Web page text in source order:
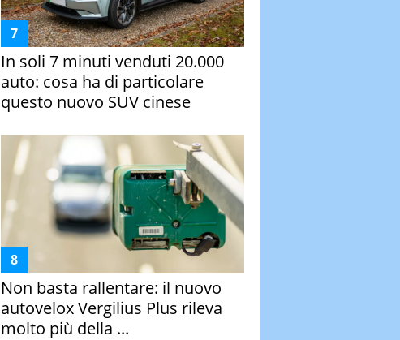
In soli 7 minuti venduti 20.000
auto: cosa ha di particolare
questo nuovo SUV cinese
Non basta rallentare: il nuovo
autovelox Vergilius Plus rileva
molto più della ...